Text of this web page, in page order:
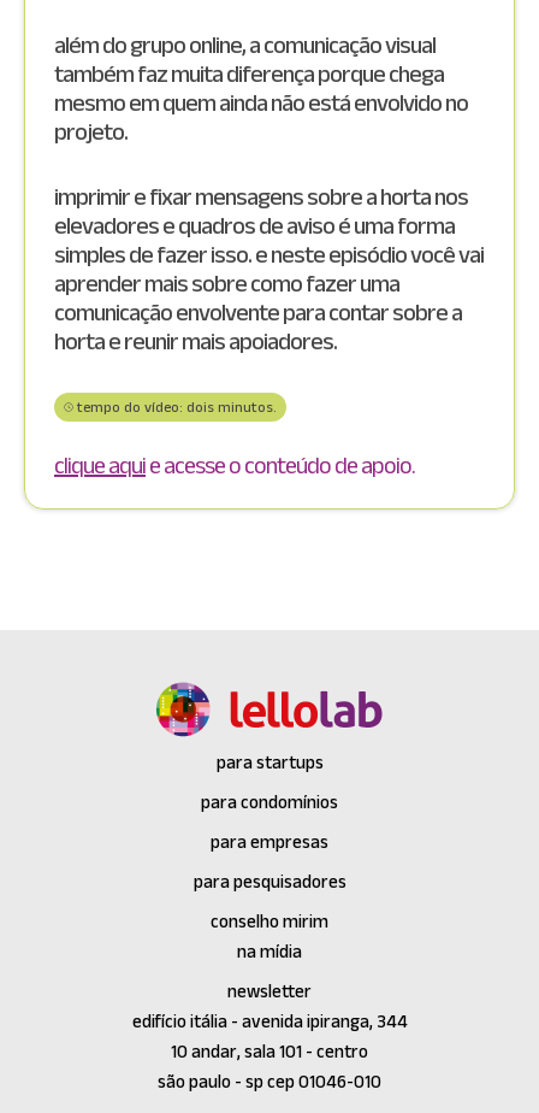
além do grupo online, a comunicação visual
também faz muita diferença porque chega
mesmo em quem ainda não está envolvido no
projeto.
imprimir e fixar mensagens sobre a horta nos
elevadores e quadros de aviso é uma forma
simples de fazer isso. e neste episódio você vai
aprender mais sobre como fazer uma
comunicação envolvente para contar sobre a
horta e reunir mais apoiadores.
tempo do vídeo: dois minutos.
clique aquie acesse o conteúdo de apoio.
para startups
para condomínios
para empresas
para pesquisadores
conselho mirim
na mídia
newsletter
edifício itália - avenida ipiranga, 344
10 andar, sala 101 - centro
são paulo - sp cep 01046-010